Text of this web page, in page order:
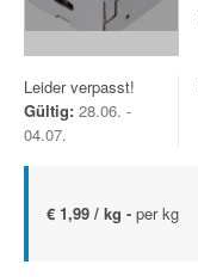
Leider verpasst!
Gültig: 28.06. -
04.07.
€ 1,99 / kg - per kg